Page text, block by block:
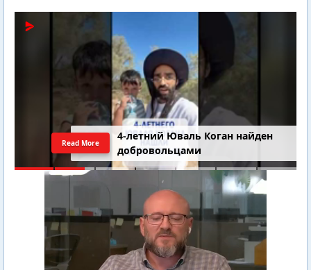
4-летний Юваль Коган найден
добровольцами
Read More